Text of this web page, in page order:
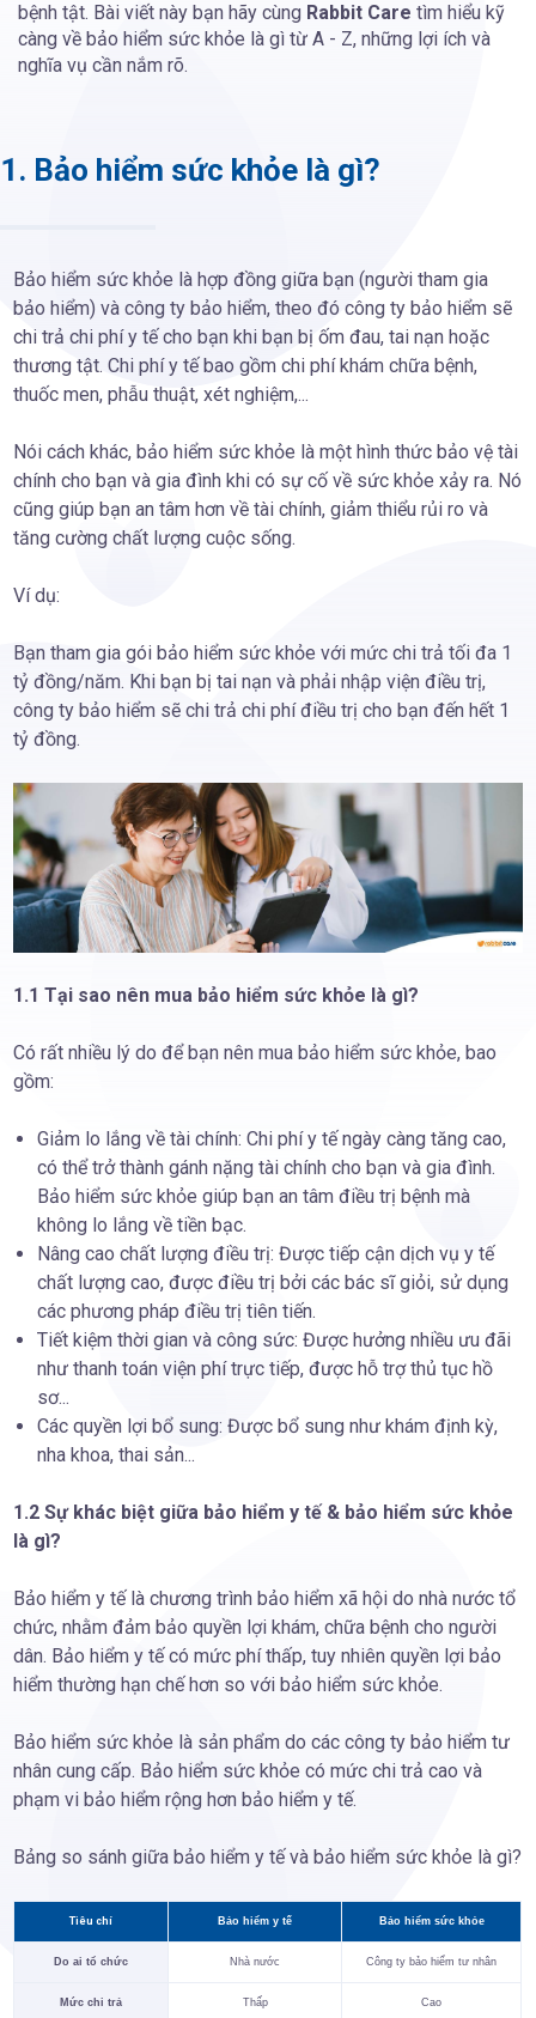
bệnh tật. Bài viết này bạn hãy cùng Rabbit Care tìm hiểu kỹ
càng về bảo hiểm sức khỏe là gì từ A - Z, những lợi ích và
nghĩa vụ cần nắm rõ.
1. Bảo hiểm sức khỏe là gì?
Bảo hiểm sức khỏe là hợp đồng giữa bạn (người tham gia
bảo hiểm) và công ty bảo hiểm, theo đó công ty bảo hiểm sẽ
chi trả chi phí y tế cho bạn khi bạn bị ốm đau, tai nạn hoặc
thương tật. Chi phí y tế bao gồm chi phí khám chữa bệnh,
thuốc men, phẫu thuật, xét nghiệm,...
Nói cách khác, bảo hiểm sức khỏe là một hình thức bảo vệ tài
chính cho bạn và gia đình khi có sự cố về sức khỏe xảy ra. Nó
cũng giúp bạn an tâm hơn về tài chính, giảm thiểu rủi ro và
tăng cường chất lượng cuộc sống.
Ví dụ:
Bạn tham gia gói bảo hiểm sức khỏe với mức chi trả tối đa 1
tỷ đồng/năm. Khi bạn bị tai nạn và phải nhập viện điều trị,
công ty bảo hiểm sẽ chi trả chi phí điều trị cho bạn đến hết 1
tỷ đồng.
1.1 Tại sao nên mua bảo hiểm sức khỏe là gì?
Có rất nhiều lý do để bạn nên mua bảo hiểm sức khỏe, bao
gồm:
Giảm lo lắng về tài chính: Chi phí y tế ngày càng tăng cao,
có thể trở thành gánh nặng tài chính cho bạn và gia đình.
Bảo hiểm sức khỏe giúp bạn an tâm điều trị bệnh mà
không lo lắng về tiền bạc.
Nâng cao chất lượng điều trị: Được tiếp cận dịch vụ y tế
chất lượng cao, được điều trị bởi các bác sĩ giỏi, sử dụng
các phương pháp điều trị tiên tiến.
Tiết kiệm thời gian và công sức: Được hưởng nhiều ưu đãi
như thanh toán viện phí trực tiếp, được hỗ trợ thủ tục hồ
sơ...
Các quyền lợi bổ sung: Được bổ sung như khám định kỳ,
nha khoa, thai sản...
1.2 Sự khác biệt giữa bảo hiểm y tế & bảo hiểm sức khỏe
là gì?
Bảo hiểm y tế là chương trình bảo hiểm xã hội do nhà nước tổ
chức, nhằm đảm bảo quyền lợi khám, chữa bệnh cho người
dân. Bảo hiểm y tế có mức phí thấp, tuy nhiên quyền lợi bảo
hiểm thường hạn chế hơn so với bảo hiểm sức khỏe.
Bảo hiểm sức khỏe là sản phẩm do các công ty bảo hiểm tư
nhân cung cấp. Bảo hiểm sức khỏe có mức chi trả cao và
phạm vi bảo hiểm rộng hơn bảo hiểm y tế.
Bảng so sánh giữa bảo hiểm y tế và bảo hiểm sức khỏe là gì?
Tiêu chí Bảo hiểm y tế Bảo hiểm sức khỏe
Do ai tổ chức Nhà nước Công ty bảo hiểm tư nhân
Mức chi trả Thấp Cao